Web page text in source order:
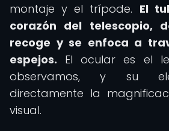
montaje y el trípode. El
corazón del telescopio,
recoge y se enfoca a
espejos. El ocular es el
observamos, y su
directamente la
visual.